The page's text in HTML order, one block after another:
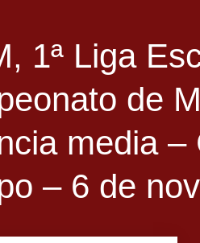
1ª Liga
de
media –
– 6 de